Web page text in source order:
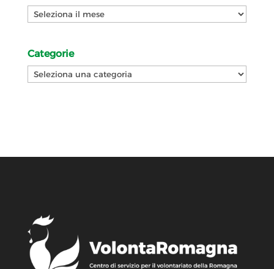
Archivi
Categorie
Categorie